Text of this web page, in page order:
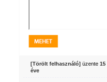
[Törölt felhasználó] üzente 15
éve